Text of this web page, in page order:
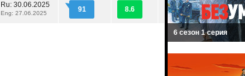
Ru: 30.06.2025
Eng: 27.06.2025 91 8.6
6 сезон 1 серия